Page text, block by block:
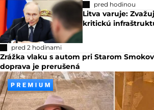
pred hodinou
Litva varuje:
kritickú
pred 2 hodinami
Zrážka vlaku s autom pri Starom
doprava je prerušená